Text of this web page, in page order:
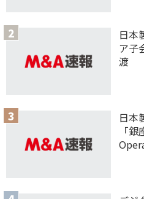
日本
ア子
渡
日本
「